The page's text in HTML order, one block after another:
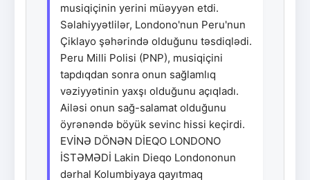
musiqiçinin yerini müəyyən etdi.
Səlahiyyətlilər, Londono'nun Peru'nun
Çiklayo şəhərində olduğunu təsdiqlədi.
Peru Milli Polisi (PNP), musiqiçini
tapdıqdan sonra onun sağlamlıq
vəziyyətinin yaxşı olduğunu açıqladı.
Ailəsi onun sağ-salamat olduğunu
öyrənəndə böyük sevinc hissi keçirdi.
EVİNƏ DÖNƏN DİEQO LONDONO
İSTƏMƏDİ Lakin Dieqo Londononun
dərhal Kolumbiyaya qayıtmaq